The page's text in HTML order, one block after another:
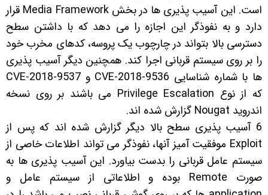
است. این آسیب پذیری ها در بخش Media Framework قرار
دارد و به نفوذگر این اجازه را می دهد که با داشتن سطح
دسترسی بالا بتواند در چارچوب یک پروسه، کدهای مخرب خود
را بر روی سیستم قربانی اجرا کند. همچنین دیگر آسیب پذیری
ها با شماره شناسایی CVE-2018-9536 و CVE-2018-9537
که از نوع Privilege Escalation می باشند بر روی نسخه
اندروید Nougat گزارش شده اند.
6 آسیب پذیری سطح بالا دیگر گزارش شده اند که پس از
Exploit موفقیت آمیز آنها، نفوذگر می تواند اطلاعات خاصی از
سیستم عامل قربانی را بدست بیاورد. این آسیب پذیری ها به
صورت Remote بوده و اطلاعاتی از سیستم عامل و